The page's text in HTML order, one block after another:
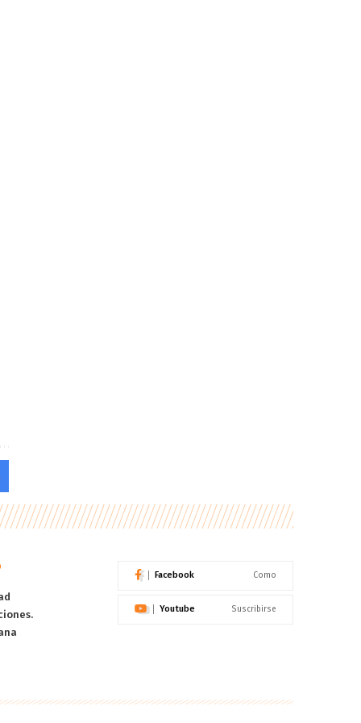
Facebook Como
Youtube Suscribirse